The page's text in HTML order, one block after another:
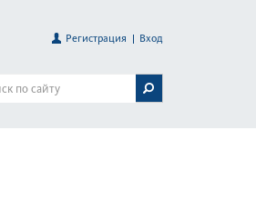
Регистрация Вход